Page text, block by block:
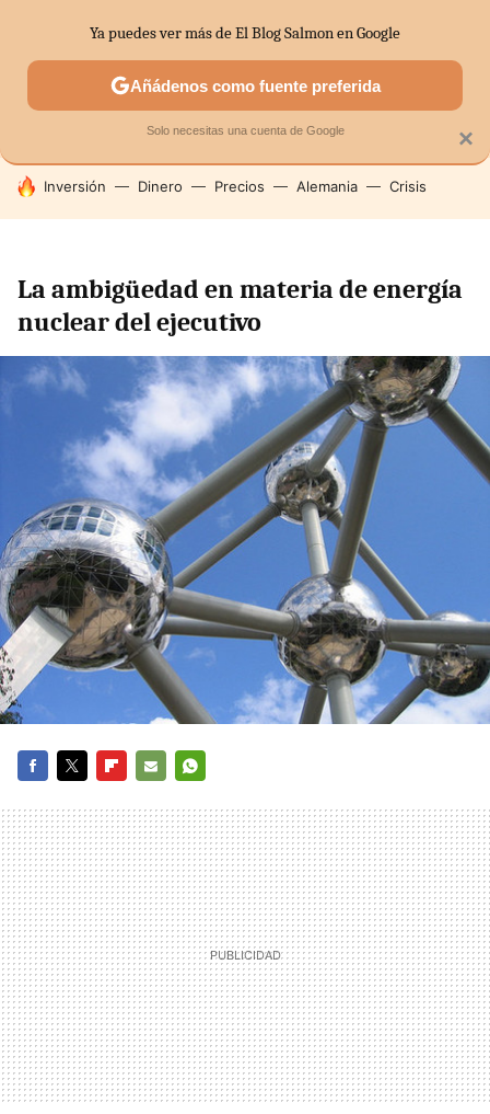
SECTORES ECONOMÍA DOMÉSTICA MERCADOS
HOY SE HABLA DE
Inversión Dinero Precios Alemania Crisis
La ambigüedad en materia de energía
nuclear del ejecutivo
MAIL
×
Ya puedes ver más de El Blog Salmon en Google
Añádenos como fuente preferida
Solo necesitas una cuenta de Google